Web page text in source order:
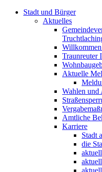
Stadt und Bürger
Aktuelles
Traunreuter
Aktuelle
Wahlen und
Amtliche
Karriere
Stadt
die